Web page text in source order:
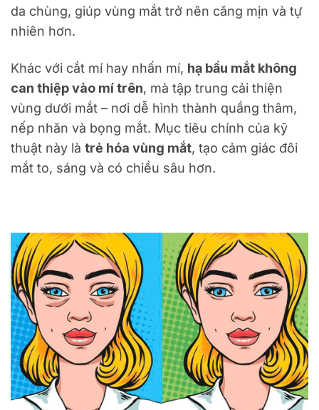
da chùng, giúp vùng mắt trở nên căng mịn và tự
nhiên hơn.
Khác với cắt mí hay nhấn mí, hạ bầu mắt không
can thiệp vào mí trên, mà tập trung cải thiện
vùng dưới mắt – nơi dễ hình thành quầng thâm,
nếp nhăn và bọng mắt. Mục tiêu chính của kỹ
thuật này là trẻ hóa vùng mắt, tạo cảm giác đôi
mắt to, sáng và có chiều sâu hơn.